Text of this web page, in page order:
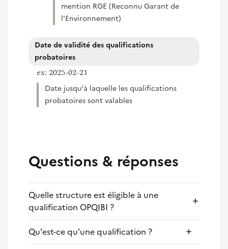
mention RGE (Reconnu Garant de
l'Environnement)
Date de validité des qualifications
probatoires
ex: 2025-02-21
Date jusqu'à laquelle les qualifications
probatoires sont valables
Questions & réponses
Quelle structure est éligible à une
qualification OPQIBI ?
Qu'est-ce qu'une qualification ?